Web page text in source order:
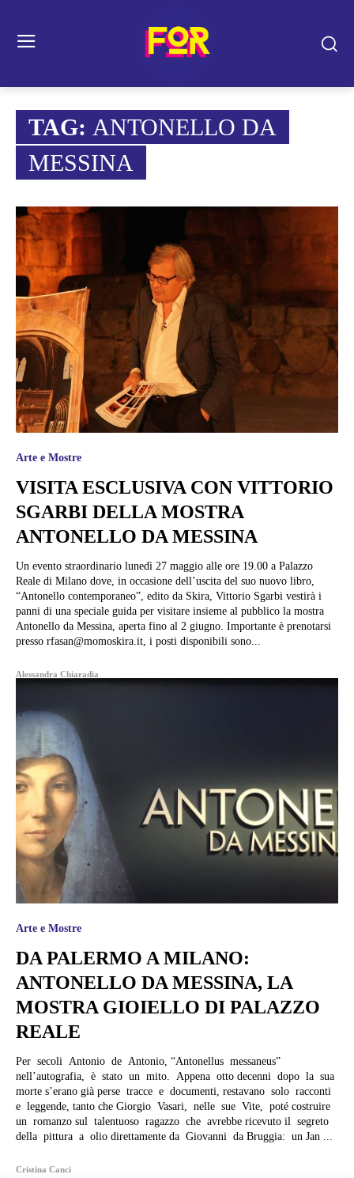
TAG: ANTONELLO DA
MESSINA
Arte e Mostre
VISITA ESCLUSIVA CON VITTORIO
SGARBI DELLA MOSTRA
ANTONELLO DA MESSINA
Un evento straordinario lunedì 27 maggio alle ore 19.00 a Palazzo
Reale di Milano dove, in occasione dell’uscita del suo nuovo libro,
“Antonello contemporaneo”, edito da Skira, Vittorio Sgarbi vestirà i
panni di una speciale guida per visitare insieme al pubblico la mostra
Antonello da Messina, aperta fino al 2 giugno. Importante è prenotarsi
presso rfasan@momoskira.it, i posti disponibili sono...
Alessandra Chiaradia
Arte e Mostre
DA PALERMO A MILANO:
ANTONELLO DA MESSINA, LA
MOSTRA GIOIELLO DI PALAZZO
REALE
Per secoli Antonio de Antonio, “Antonellus messaneus”
nell’autografia, è stato un mito. Appena otto decenni dopo la sua
morte s’erano già perse tracce e documenti, restavano solo racconti
e leggende, tanto che Giorgio Vasari, nelle sue Vite, poté costruire
un romanzo sul talentuoso ragazzo che avrebbe ricevuto il segreto
della pittura a olio direttamente da Giovanni da Bruggia: un Jan ...
Cristina Canci